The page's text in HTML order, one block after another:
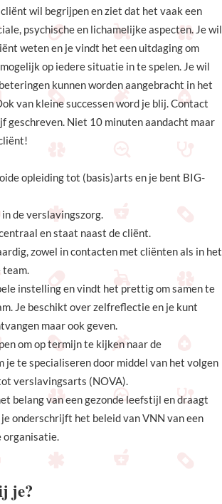
wil begrijpen en ziet dat het vaak een
psychische en lichamelijke aspecten. Je wil
weten en je vindt het een uitdaging om
op iedere situatie in te spelen. Je wil
kunnen worden aangebracht in het
van kleine successen word je blij. Contact
geschreven. Niet 10 minuten aandacht maar
opleiding tot (basis)arts en je bent BIG-
de verslavingszorg.
en staat naast de cliënt.
zowel in contacten met cliënten als in het
instelling en vindt het prettig om samen te
Je beschikt over zelfreflectie en je kunt
maar ook geven.
om op termijn te kijken naar de
je te specialiseren door middel van het volgen
verslavingsarts (NOVA).
belang van een gezonde leefstijl en draagt
onderschrijft het beleid van VNN van een
je?